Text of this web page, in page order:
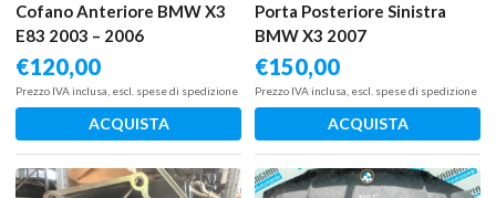
Cofano Anteriore BMW X3
E83 2003 – 2006
€120,00
Prezzo IVA inclusa, escl. spese di spedizione
ACQUISTA
Porta Posteriore Sinistra
BMW X3 2007
€150,00
Prezzo IVA inclusa, escl. spese di spedizione
ACQUISTA